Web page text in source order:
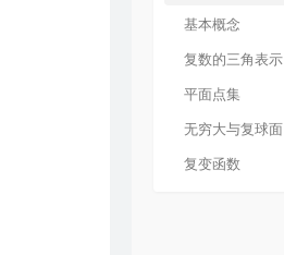
基本概念
复数的三角表示
平面点集
无穷大与复球面
复变函数